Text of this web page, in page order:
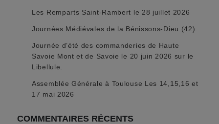
Les Remparts Saint-Rambert le 28 juillet 2026
Journées Médiévales de la Bénissons-Dieu (42)
Journée d’été des commanderies de Haute
Savoie Mont et de Savoie le 20 juin 2026 sur le
Libellule.
Assemblée Générale à Toulouse Les 14,15,16 et
17 mai 2026
COMMENTAIRES RÉCENTS